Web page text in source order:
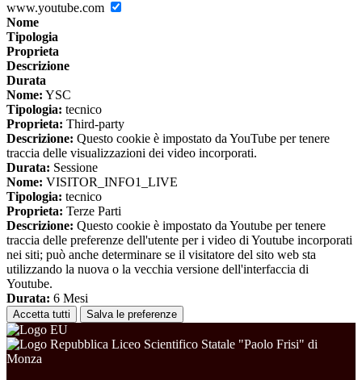
www.youtube.com
Nome
Tipologia
Proprieta
Descrizione
Durata
Nome: YSC
Tipologia: tecnico
Proprieta: Third-party
Descrizione: Questo cookie è impostato da YouTube per tenere
traccia delle visualizzazioni dei video incorporati.
Durata: Sessione
Nome: VISITOR_INFO1_LIVE
Tipologia: tecnico
Proprieta: Terze Parti
Descrizione: Questo cookie è impostato da Youtube per tenere
traccia delle preferenze dell'utente per i video di Youtube incorporati
nei siti; può anche determinare se il visitatore del sito web sta
utilizzando la nuova o la vecchia versione dell'interfaccia di
Youtube.
Durata: 6 Mesi
Accetta tutti Salva le preferenze
Liceo Scientifico Statale "Paolo Frisi" di
Monza